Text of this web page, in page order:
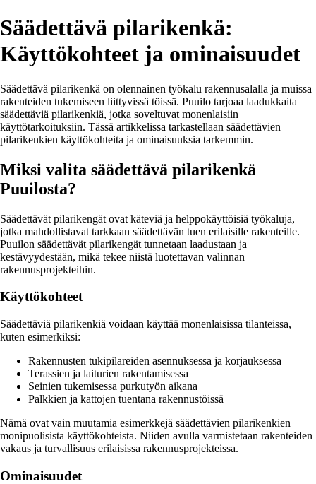
Säädettävä pilarikenkä:
Käyttökohteet ja ominaisuudet
Säädettävä pilarikenkä on olennainen työkalu rakennusalalla ja muissa
rakenteiden tukemiseen liittyvissä töissä. Puuilo tarjoaa laadukkaita
säädettäviä pilarikenkiä, jotka soveltuvat monenlaisiin
käyttötarkoituksiin. Tässä artikkelissa tarkastellaan säädettävien
pilarikenkien käyttökohteita ja ominaisuuksia tarkemmin.
Miksi valita säädettävä pilarikenkä
Puuilosta?
Säädettävät pilarikengät ovat käteviä ja helppokäyttöisiä työkaluja,
jotka mahdollistavat tarkkaan säädettävän tuen erilaisille rakenteille.
Puuilon säädettävät pilarikengät tunnetaan laadustaan ja
kestävyydestään, mikä tekee niistä luotettavan valinnan
rakennusprojekteihin.
Käyttökohteet
Säädettäviä pilarikenkiä voidaan käyttää monenlaisissa tilanteissa,
kuten esimerkiksi:
Rakennusten tukipilareiden asennuksessa ja korjauksessa
Terassien ja laiturien rakentamisessa
Seinien tukemisessa purkutyön aikana
Palkkien ja kattojen tuentana rakennustöissä
Nämä ovat vain muutamia esimerkkejä säädettävien pilarikenkien
monipuolisista käyttökohteista. Niiden avulla varmistetaan rakenteiden
vakaus ja turvallisuus erilaisissa rakennusprojekteissa.
Ominaisuudet